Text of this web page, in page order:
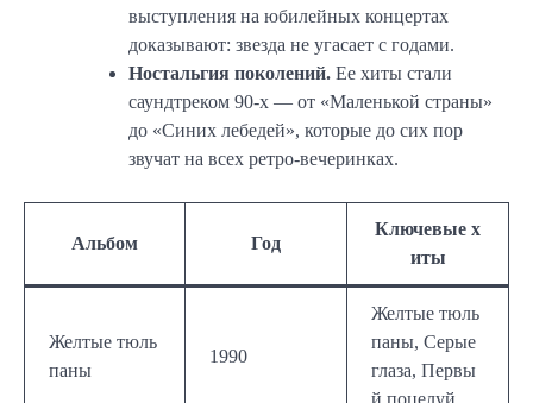
выступления на юбилейных концертах
доказывают: звезда не угасает с годами.
Ностальгия поколений. Ее хиты стали
саундтреком 90-х — от «Маленькой страны»
до «Синих лебедей», которые до сих пор
звучат на всех ретро-вечеринках.
Альбом Год
Ключевые х
иты
Желтые тюль
паны
1990
Желтые тюль
паны, Серые
глаза, Первы